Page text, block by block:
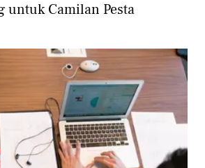
untuk Camilan Pesta